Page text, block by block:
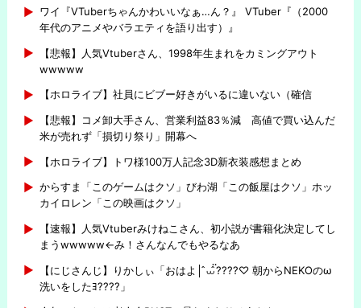
ワイ『VTuberちゃんかわいいなぁ…ん？』 VTuber『（2000
年代のアニメやバラエティを語り出す）』
【悲報】人気Vtuberさん、1998年生まれをカミングアウト
wwwww
【ホロライブ】社員にビブー好きがいるに違いない（確信
【悲報】コメ卸大手さん、営業利益83％減 高値で買い込んだ
米が売れず「損切り祭り」開幕へ
【ホロライブ】トワ様100万人記念3D新衣装感想まとめ
からすま「このゲームはクソ」びわ湖「この飯屋はクソ」ホッ
カイロレン「この映画はクソ」
【速報】人気Vtuberみけねこさん、初小説が書籍化決定してし
まうwwwww←み！さんなんでもやるなあ
【にじさんじ】りかしぃ「おはよ│ ̂⩊፟ ̂????♡ 朝からNEKOのω
洗いをしたﾖ????」